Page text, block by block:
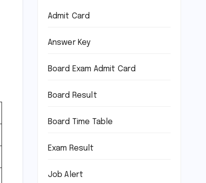
Admit Card
Answer Key
Board Exam Admit Card
Board Result
Board Time Table
Exam Result
Job Alert